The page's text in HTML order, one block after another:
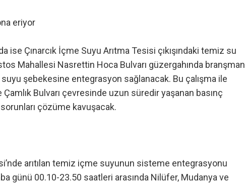
eriyor
ise Çınarcık İçme Suyu Arıtma Tesisi çıkışındaki temiz su
Mahallesi Nasrettin Hoca Bulvarı güzergahında branşman
suyu şebekesine entegrasyon sağlanacak. Bu çalışma ile
Bulvarı çevresinde uzun süredir yaşanan basınç
çözüme kavuşacak.
arıtılan temiz içme suyunun sisteme entegrasyonu
günü 00.10-23.50 saatleri arasında Nilüfer, Mudanya ve